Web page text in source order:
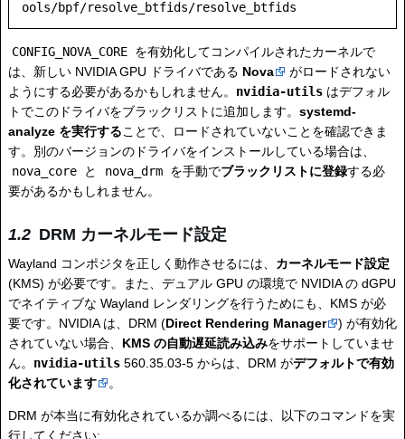
CONFIG_NOVA_CORE を有効化してコンパイルされたカーネルで
は、新しい NVIDIA GPU ドライバである Nova
がロードされない
ようにする必要があるかもしれません。 nvidia-utils はデフォル
トでこのドライバをブラックリストに追加します。 systemd-
analyze を実行することで、ロードされていないことを確認できま
す。別のバージョンのドライバをインストールしている場合は、
nova_core
と nova_drm を手動でブラックリストに登録する必
要があるかもしれません。
DRM カーネルモード設定
Wayland コンポジタを正しく動作させるには、 カーネルモード設定
(KMS) が必要です。また、デュアル GPU の環境で NVIDIA の dGPU
でネイティブな Wayland レンダリングを行うためにも、KMS が必
要です。NVIDIA は、DRM (Direct Rendering Manager
) が有効化
されていない場合、 KMS の自動遅延読み込みをサポートしていませ
ん。 nvidia-utils 560.35.03-5 からは、DRM がデフォルトで有効
化されています
。
DRM が本当に有効化されているか調べるには、以下のコマンドを実
行してください: